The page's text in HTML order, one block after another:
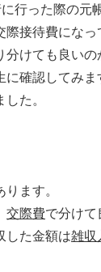
行った際の元
際接待費にな
分けても良いの
に確認してみま
た。
ます。
交際費で分けて
した金額は雑収